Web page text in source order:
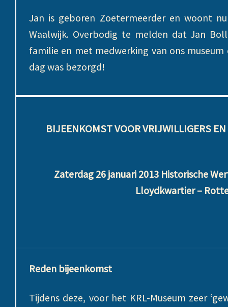
Jan is geboren Zoetermeerder en woont
Waalwijk. Overbodig te melden dat Jan
familie en met medwerking van ons
dag was bezorgd!
BIJEENKOMST VOOR VRIJWILLIGERS
Zaterdag 26 januari 2013 Historische
Lloydkwartier –
Reden bijeenkomst
Tijdens deze, voor het KRL-Museum zeer